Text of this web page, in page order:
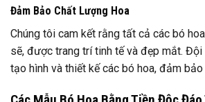
Đảm Bảo Chất Lượng Hoa
Chúng tôi cam kết rằng tất cả các bó
sẽ, được trang trí tinh tế và đẹp mắt.
tạo hình và thiết kế các bó hoa, đảm